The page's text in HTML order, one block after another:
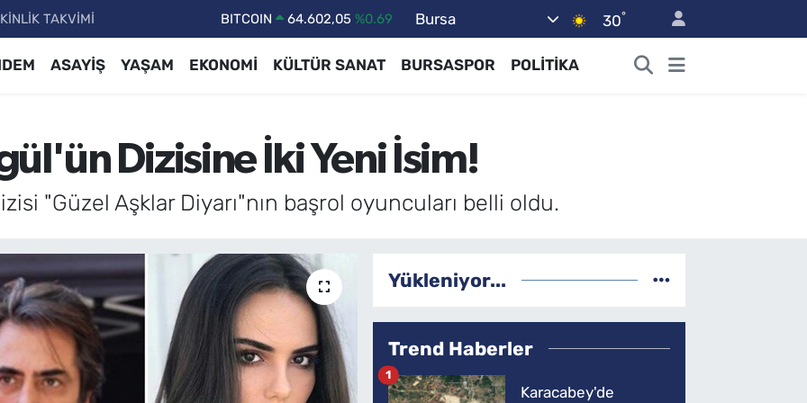
TAKVİMİ DOLAR 47,5986 %0.06
BİST100
13.768 %48
Bursa 30°
ASAYİŞ YAŞAM EKONOMİ KÜLTÜR SANAT BURSASPOR POLİTİKA
Dizisine İki Yeni İsim!
"Güzel Aşklar Diyarı"nın başrol oyuncuları belli oldu.
Yükleniyor...
Trend Haberler
Karacabey'de
1